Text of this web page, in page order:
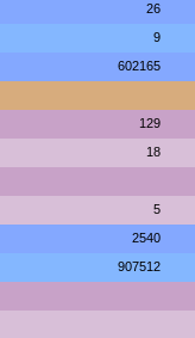
26
9
602165
129
18
5
2540
907512